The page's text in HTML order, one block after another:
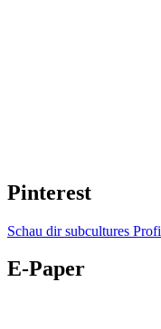
Pinterest
Schau dir subcultures
E-Paper